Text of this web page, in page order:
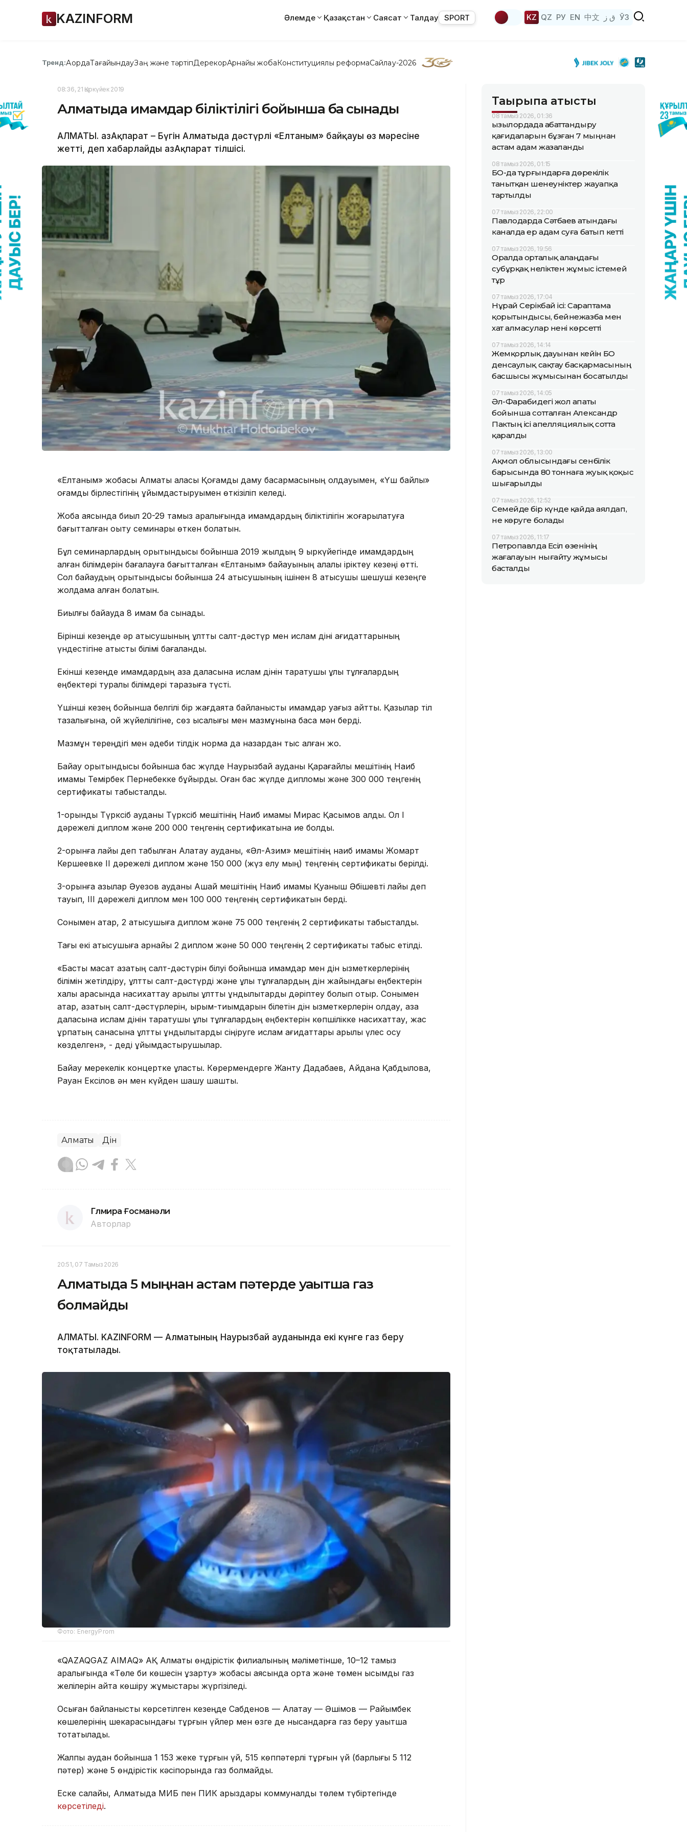
KAZINFORM Әлемде Қазақстан Саясат Талдау SPORT KZ QZ РУ EN 中文 ق ز ЎЗ
Тренд:АқордаТағайындауЗаң және тәртіпДерекқорАрнайы жобаКонституциялық реформаСайлау-2026
08:36, 21 Қыркүйек 2019
Алматыда имамдар біліктілігі бойынша бақ сынады
АЛМАТЫ. ҚазАқпарат – Бүгін Алматыда дәстүрлі «Елтаным» байқауы өз мәресіне
жетті, деп хабарлайды ҚазАқпарат тілшісі.
«Елтаным» жобасы Алматы қаласы Қоғамдық даму басқармасының қолдауымен, «Үш байлық»
қоғамдық бірлестігінің ұйымдастыруымен өткізіліп келеді.
Жоба аясында биыл 20-29 тамыз аралығында имамдардың біліктілігін жоғарылатуға
бағытталған оқыту семинары өткен болатын.
Бұл семинарлардың қорытындысы бойынша 2019 жылдың 9 қыркүйегінде имамдардың
алған білімдерін бағалауға бағытталған «Елтаным» байқауының қалалық іріктеу кезеңі өтті.
Сол байқаудың қорытындысы бойынша 24 қатысушының ішінен 8 қатысушы шешуші кезеңге
жолдама алған болатын.
Биылғы байқауда 8 имам бақ сынады.
Бірінші кезеңде әр қатысушының ұлттық салт-дәстүр мен ислам діні қағидаттарының
үндестігіне қатысты білімі бағаланды.
Екінші кезеңде имамдардың қазақ даласына ислам дінін таратушы ұлы тұлғалардың
еңбектері туралы білімдері таразыға түсті.
Үшінші кезең бойынша белгілі бір жағдаятқа байланысты имамдар уағыз айтты. Қазылар тіл
тазалығына, ой жүйелілігіне, сөз қысқалығы мен мазмұнына баса мән берді.
Мазмұн тереңдігі мен әдеби тілдік норма да назардан тыс қалған жоқ.
Байқау қорытындысы бойынша бас жүлде Наурызбай ауданы Қарағайлы мешітінің Наиб
имамы Темірбек Пернебекке бұйырды. Оған бас жүлде дипломы және 300 000 теңгенің
сертификаты табысталды.
1-орынды Түрксіб ауданы Түрксіб мешітінің Наиб имамы Мирас Қасымов алды. Ол I
дәрежелі диплом және 200 000 теңгенің сертификатына ие болды.
2-орынға лайық деп табылған Алатау ауданы, «Әл-Азим» мешітінің наиб имамы Жомарт
Кершеевке II дәрежелі диплом және 150 000 (жүз елу мың) теңгенің сертификаты берілді.
3-орынға қазылар Әуезов ауданы Ақшай мешітінің Наиб имамы Қуаныш Әбішевті лайық деп
тауып, III дәрежелі диплом мен 100 000 теңгенің сертификатын берді.
Сонымен қатар, 2 қатысушыға диплом және 75 000 теңгенің 2 сертификаты табысталды.
Тағы екі қатысушыға арнайы 2 диплом және 50 000 теңгенің 2 сертификаты табыс етілді.
«Басты мақсат қазақтың салт-дәстүрін білуі бойынша имамдар мен дін қызметкерлерінің
білімін жетілдіру, ұлттық салт-дәстүрді және ұлы тұлғалардың дін жайындағы еңбектерін
халық арасында насихаттау арқылы ұлттық құндылықтарды дәріптеу болып отыр. Сонымен
қатар, қазақтың салт-дәстүрлерін, ырым-тиымдарын білетін дін қызметкерлерін қолдау, қазақ
даласына ислам дінін таратушы ұлы тұлғалардың еңбектерін көпшілікке насихаттау, жас
ұрпақтың санасына ұлттық құндылықтарды сіңіруге ислам қағидаттары арқылы үлес қосу
көзделген», - деді ұйымдастырушылар.
Байқау мерекелік концертке ұласты. Көрермендерге Жанту Дадабаев, Айдана Қабдылова,
Рауан Ексілов ән мен күйден шашу шашты.
Алматы Дін
Гүлмира Ғосманәли
Авторлар
20:51, 07 Тамыз 2026
Алматыда 5 мыңнан астам пәтерде уақытша газ
болмайды
АЛМАТЫ. KAZINFORM — Алматының Наурызбай ауданында екі күнге газ беру
тоқтатылады.
Фото: EnergyProm
«QAZAQGAZ AIMAQ» АҚ Алматы өндірістік филиалының мәліметінше, 10–12 тамыз
аралығында «Төле би көшесін ұзарту» жобасы аясында орта және төмен қысымды газ
желілерін қайта көшіру жұмыстары жүргізіледі.
Осыған байланысты көрсетілген кезеңде Сабденов — Алатау — Әшімов — Райымбек
көшелерінің шекарасындағы тұрғын үйлер мен өзге де нысандарға газ беру уақытша
тоқтатылады.
Жалпы аудан бойынша 1 153 жеке тұрғын үй, 515 көппәтерлі тұрғын үй (барлығы 5 112
пәтер) және 5 өндірістік кәсіпорында газ болмайды.
Еске салайық, Алматыда МИБ пен ПИК қарыздары коммуналдық төлем түбіртегінде
көрсетіледі.
Тақырыпқа қатысты
08 тамыз 2026, 01:36
Қызылордада абаттандыру
қағидаларын бұзған 7 мыңнан
астам адам жазаланды
08 тамыз 2026, 01:15
БҚО-да тұрғындарға дөрекілік
танытқан шенеуніктер жауапқа
тартылды
07 тамыз 2026, 22:00
Павлодарда Сәтбаев атындағы
каналда ер адам суға батып кетті
07 тамыз 2026, 19:56
Оралда орталық алаңдағы
субұрқақ неліктен жұмыс істемей
тұр
07 тамыз 2026, 17:04
Нұрай Серікбай ісі: Сараптама
қорытындысы, бейнежазба мен
хат алмасулар нені көрсетті
07 тамыз 2026, 14:14
Жемқорлық дауынан кейін БҚО
денсаулық сақтау басқармасының
басшысы жұмысынан босатылды
07 тамыз 2026, 14:05
Әл-Фарабидегі жол апаты
бойынша сотталған Александр
Пактың ісі апелляциялық сотта
қаралды
07 тамыз 2026, 13:00
Ақмол облысындағы сенбілік
барысында 80 тоннаға жуық қоқыс
шығарылды
07 тамыз 2026, 12:52
Семейде бір күнде қайда аялдап,
не көруге болады
07 тамыз 2026, 11:17
Петропавлда Есіл өзенінің
жағалауын нығайту жұмысы
басталды